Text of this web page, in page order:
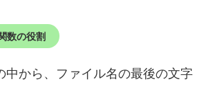
数の役割
中から、ファイル名の最後の文字